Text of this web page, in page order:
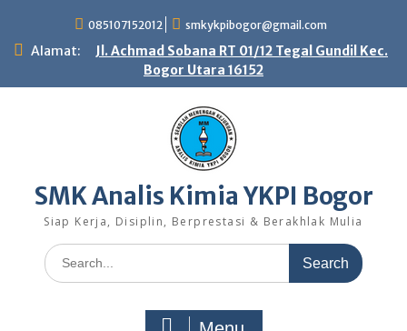
content
085107152012 smkykpibogor@gmail.com
Alamat:
Jl. Achmad Sobana RT 01/12 Tegal Gundil Kec.
Bogor Utara 16152
SMK Analis Kimia YKPI Bogor
Siap Kerja, Disiplin, Berprestasi & Berakhlak Mulia
Search
for: